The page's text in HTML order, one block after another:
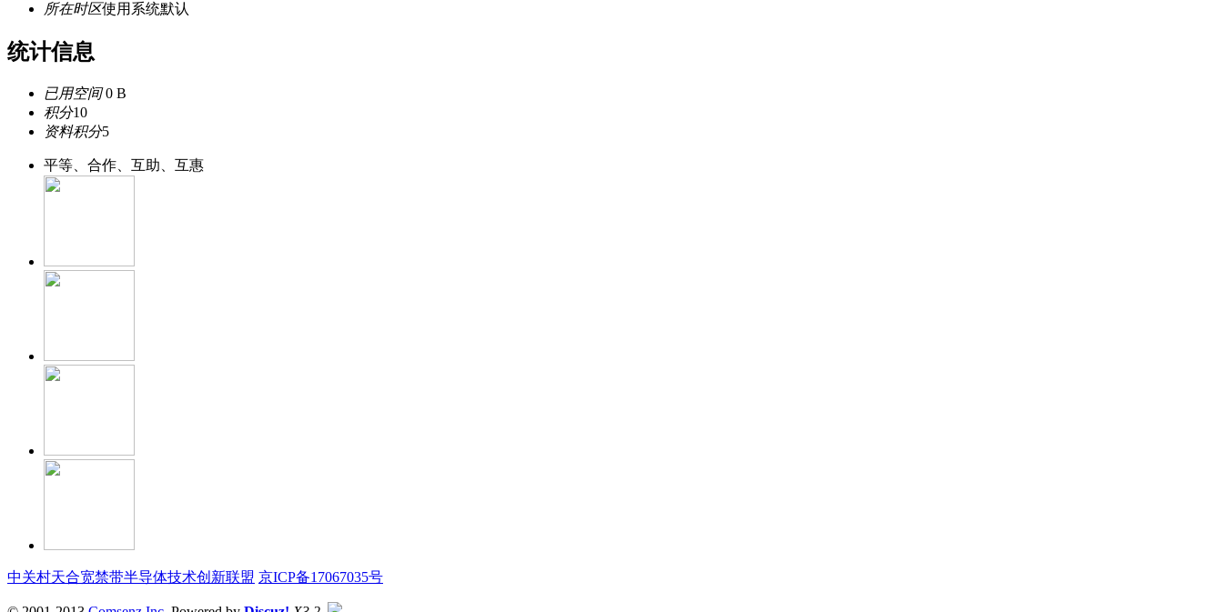
所在时区使用系统默认
统计信息
已用空间0 B
积分10
资料积分5
平等、合作、互助、互惠
中关村天合宽禁带半导体技术创新联盟 京ICP备17067035号